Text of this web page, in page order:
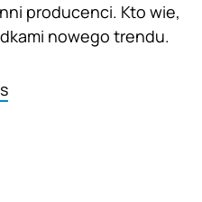
producenci. Kto wie,
nowego trendu.